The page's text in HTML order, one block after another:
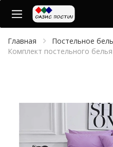
Главная
Постельное
Комплект постельного